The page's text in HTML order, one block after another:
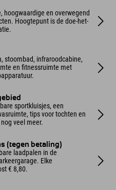
hoogwaardige en overwegend
Hoogtepunt is de doe-het-
stoombad, infraroodcabine,
en fitnessruimte met
sportkluisjes, een
tips voor tochten en
veel meer.
(tegen betaling)
laadpalen in de
Elke
€ 8,80.